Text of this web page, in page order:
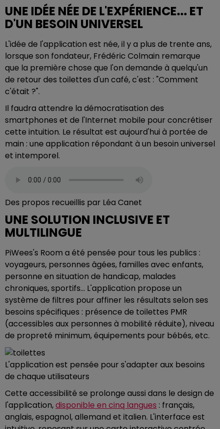
UNE IDÉE NÉE DE L'EXPÉRIENCE... ET
D'UN BESOIN UNIVERSEL
L'idée de l'application est née, il y a plus de trente ans,
lorsque son fondateur, Frédéric Colmain remarque
que la première chose que l'on demande à quelqu'un
de retour des toilettes d'un café, c'est : "Comment
c'était ?".
Il faudra attendre la démocratisation des
smartphones et de l'Internet mobile pour concrétiser
cette intuition. Le résultat est aujourd'hui à portée de
main : une application répondant à un besoin universel
et intemporel.
Des propos recueillis par Léa Canet
UNE SOLUTION INCLUSIVE ET
MULTILINGUE
PiWees's Room a été pensée pour tous les publics :
voyageurs, personnes âgées, familles avec enfants,
personne en situation de handicap, malades
chroniques, sportifs... L'application propose un
système de filtres pour affiner les résultats selon ses
besoins spécifiques : présence de toilettes PMR
(accessibles aux personnes à mobilité réduite), niveau
de propreté minimum, équipements pour bébés, etc.
L'application est pensée pour s'adapter aux besoins
de chaque utilisateurs
Cette accessibilité se prolonge aussi dans le design de
l'application,disponible en cinq langues : français,
anglais, espagnol, allemand et italien. L'interface est